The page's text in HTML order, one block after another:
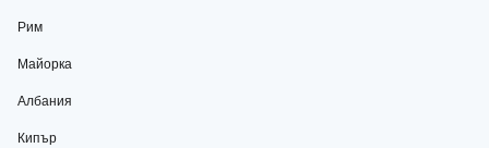
Рим
Майорка
Албания
Кипър